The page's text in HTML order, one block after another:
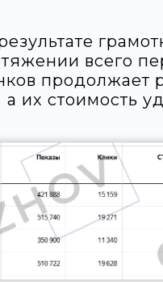
всего
продолжает
а их стоимость